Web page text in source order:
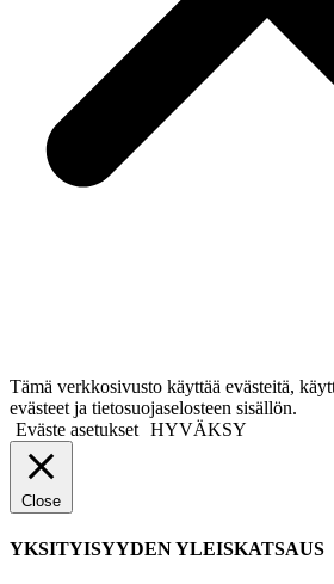
Tämä verkkosivusto käyttää evästeitä,
evästeet ja tietosuojaselosteen sisällön.
Eväste asetukset HYVÄKSY
Close
YKSITYISYYDEN YLEISKATSAUS